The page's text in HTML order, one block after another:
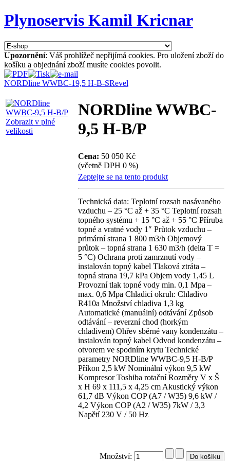
Plynoservis Kamil Kricnar
Upozornění: Váš prohlížeč nepřijímá cookies. Pro uložení zboží do
košíku a objednání zboží musíte cookies povolit.
NORDline WWBC-19,5 H-B-SRevel
Zobrazit v plné
velikosti
NORDline WWBC-
9,5 H-B/P
Cena: 50 050 Kč
(včetně DPH 0 %)
Zeptejte se na tento produkt
Technická data: Teplotní rozsah nasávaného
vzduchu – 25 °C až + 35 °C Teplotní rozsah
topného systému + 15 °C až + 55 °C Příruba
topné a vratné vody 1″ Průtok vzduchu –
primární strana 1 800 m3/h Objemový
průtok – topná strana 1 630 m3/h (delta T =
5 °C) Ochrana proti zamrznutí vody –
instalován topný kabel Tlaková ztráta –
topná strana 19,7 kPa Objem vody 1,45 L
Provozní tlak topné vody min. 0,1 Mpa –
max. 0,6 Mpa Chladicí okruh: Chladivo
R410a Množství chladiva 1,3 kg
Automatické (manuální) odtávání Způsob
odtávání – reverzní chod (horkým
chladivem) Ohřev sběrné vany kondenzátu –
instalován topný kabel Odvod kondenzátu –
otvorem ve spodním krytu Technické
parametry NORDline WWBC-9,5 H-B/P
Příkon 2,5 kW Nominální výkon 9,5 kW
Kompresor Toshiba rotační Rozměry V x Š
x H 69 x 111,5 x 4,25 cm Akustický výkon
61,7 dB Výkon COP (A7 / W35) 9,6 kW /
4,2 Výkon COP (A2 / W35) 7kW / 3,3
Napětí 230 V / 50 Hz
Množství: